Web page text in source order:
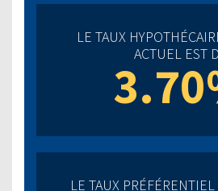
LE TAUX
ACTUEL EST
LE TAUX